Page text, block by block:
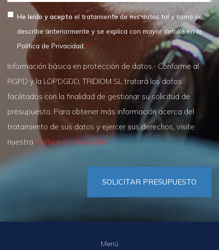
He leído y acepto el tratamiento de mis datos tal y como se
describe anteriormente y se explica con mayor detalle en la
Política de Privacidad.
Información básica en protección de datos.- Conforme al
RGPD y la LOPDGDD, TRIDIOM SL tratará los datos
facilitados con la finalidad de gestionar su solicitud de
presupuesto. Para obtener más información acerca del
tratamiento de sus datos y ejercer sus derechos, visite
nuestra Política de privacidad
SOLICITAR PRESUPUESTO
Menú